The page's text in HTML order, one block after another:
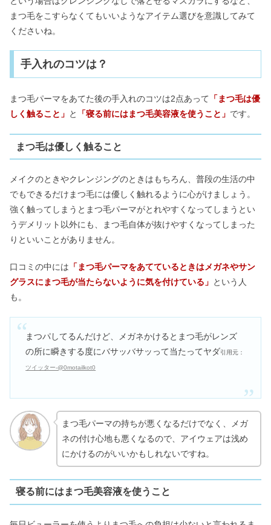
まつ毛をこすらなくてもいいようなアイテム選びを意識してみて
くださいね。
手入れのコツは？
まつ毛パーマをあてた後の手入れのコツは2点あって
「まつ毛は優
しく触ること」 と 「寝る前にはまつ毛美容液を使うこと」 です。
まつ毛は優しく触ること
メイクのときやクレンジングのときはもちろん、普段の生活の中
でもできるだけまつ毛には優しく触れるように心がけましょう。
強く触ってしまうとまつ毛パーマがとれやすくなってしまうとい
うデメリット以外にも、まつ毛自体が抜けやすくなってしまった
りといいことがありません。
口コミの中には 「まつ毛パーマをあてているときはメガネやサン
グラスにまつ毛が当たらないように気を付けている」 という人
も。
まつパしてるんだけど、メガネかけるとまつ毛がレンズ
の所に瞬きする度にバサッバサッって当たってヤダ引用元：
ツイッター-@0motailkot0
まつ毛パーマの持ちが悪くなるだけでなく、メガ
ネの付け心地も悪くなるので、アイウェアは浅め
にかけるのがいいかもしれないですね。
寝る前にはまつ毛美容液を使うこと